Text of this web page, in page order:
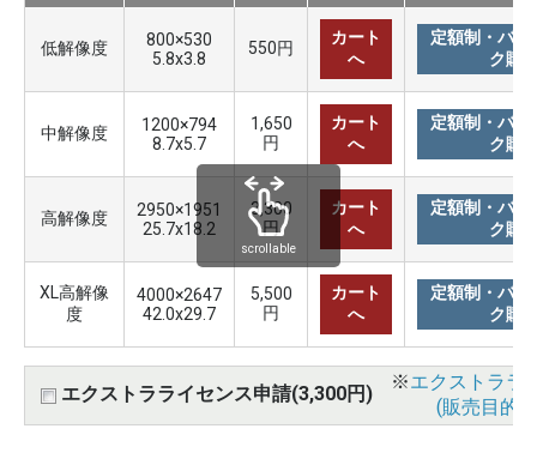
低解像度
800×530
5.8x3.8
550円
カート
へ
定額制・バリ
ク購
中解像度
1200×794
8.7x5.7
1,650
円
カート
へ
定額制・バリ
ク購
高解像度
2950×1951
25.7x18.2
3,300
円
カート
へ
定額制・バリ
ク購
XL高解像
度
4000×2647
42.0x29.7
5,500
円
カート
へ
定額制・バリ
ク購
エクストラライセンス申請(3,300円)
※エクストララ
(販売目的
scrollable